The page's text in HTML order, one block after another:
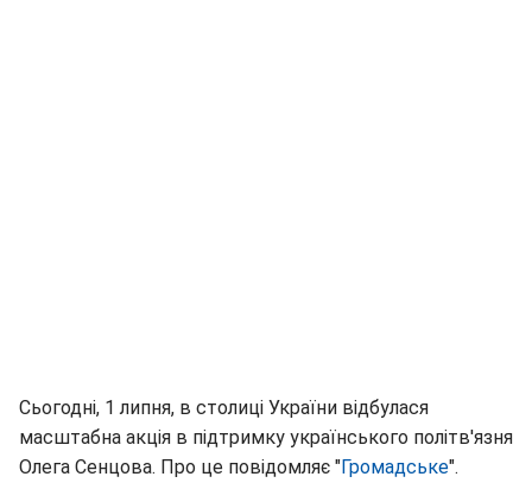
Сьогодні, 1 липня, в столиці України відбулася
масштабна акція в підтримку українського політв'язня
Олега Сенцова. Про це повідомляє "Громадське".